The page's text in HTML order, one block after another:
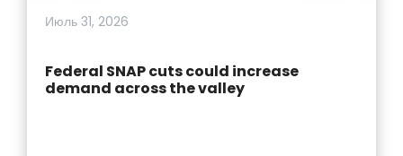
Июль 31, 2026
Federal SNAP cuts could increase
demand across the valley